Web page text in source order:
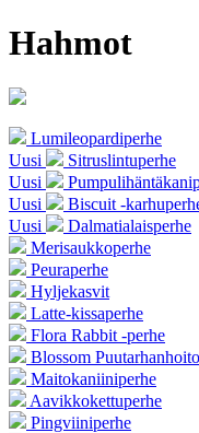
Hahmot
Lumileopardiperhe
Uusi
Sitruslintuperhe
Uusi
Uusi
Biscuit -
Uusi
Dalmatialaisperhe
Merisaukkoperhe
Peuraperhe
Hyljekasvit
Latte-kissaperhe
Flora Rabbit -perhe
Blossom
Maitokaniiniperhe
Aavikkokettuperhe
Pingviiniperhe